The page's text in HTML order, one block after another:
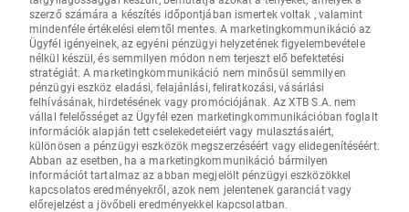
szerző számára a készítés időpontjában ismertek voltak , valamint
mindenféle értékelési elemtől mentes. A marketingkommunikáció az
Ügyfél igényeinek, az egyéni pénzügyi helyzetének figyelembevétele
nélkül készül, és semmilyen módon nem terjeszt elő befektetési
stratégiát. A marketingkommunikáció nem minősül semmilyen
pénzügyi eszköz eladási, felajánlási, feliratkozási, vásárlási
felhívásának, hirdetésének vagy promóciójának. Az XTB S.A. nem
vállal felelősséget az Ügyfél ezen marketingkommunikációban foglalt
információk alapján tett cselekedeteiért vagy mulasztásaiért,
különösen a pénzügyi eszközök megszerzéséért vagy elidegenítéséért.
Abban az esetben, ha a marketingkommunikáció bármilyen
információt tartalmaz az abban megjelölt pénzügyi eszközökkel
kapcsolatos eredményekről, azok nem jelentenek garanciát vagy
előrejelzést a jövőbeli eredményekkel kapcsolatban.